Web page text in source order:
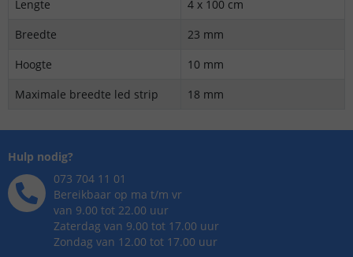
Lengte
4 x 100 cm
Breedte
23 mm
Hoogte
10 mm
Maximale breedte led strip
18 mm
Hulp nodig?
073 704 11 01
Bereikbaar op ma t/m vr
van 9.00 tot 22.00 uur
Zaterdag van 9.00 tot 17.00 uur
Zondag van 12.00 tot 17.00 uur